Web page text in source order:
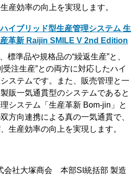
産効率の向上を実現します。
ハイブリッド型生産管理システム 生
産革新 Raijin SMILE V 2nd Edition
標準品や規格品の“繰返生産”と、
注生産”との両方に対応したハイ
ステムです。また、販売管理と一
販一気通貫型のシステムであると
システム「生産革新 Bom-jin」と
方向連携による真の一気通貫で、
生産効率の向上を実現します。
会社大塚商会 本部SI統括部 製造